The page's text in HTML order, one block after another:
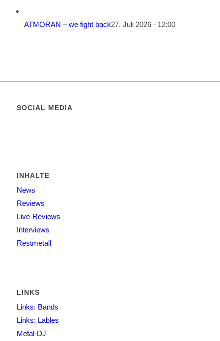
ATMORAN – we fight back27. Juli 2026 - 12:00
SOCIAL MEDIA
INHALTE
News
Reviews
Live-Reviews
Interviews
Restmetall
LINKS
Links: Bands
Links: Lables
Metal-DJ